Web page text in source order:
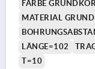
FARBE
MATERIAL
LÄNGE=102
T=10